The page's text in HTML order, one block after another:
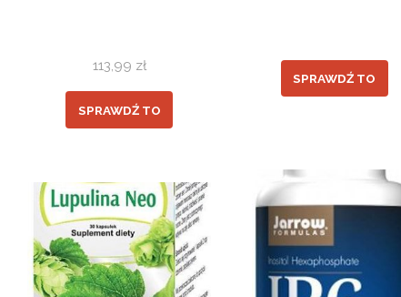
113,99 zł
SPRAWDŹ TO
SPRAWDŹ TO